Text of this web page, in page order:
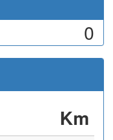
0
Km